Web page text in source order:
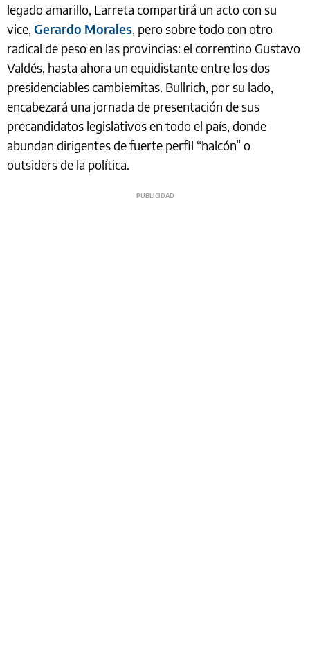
legado amarillo, Larreta compartirá un acto con su
vice, Gerardo Morales, pero sobre todo con otro
radical de peso en las provincias: el correntino Gustavo
Valdés, hasta ahora un equidistante entre los dos
presidenciables cambiemitas. Bullrich, por su lado,
encabezará una jornada de presentación de sus
precandidatos legislativos en todo el país, donde
abundan dirigentes de fuerte perfil “halcón” o
outsiders de la política.